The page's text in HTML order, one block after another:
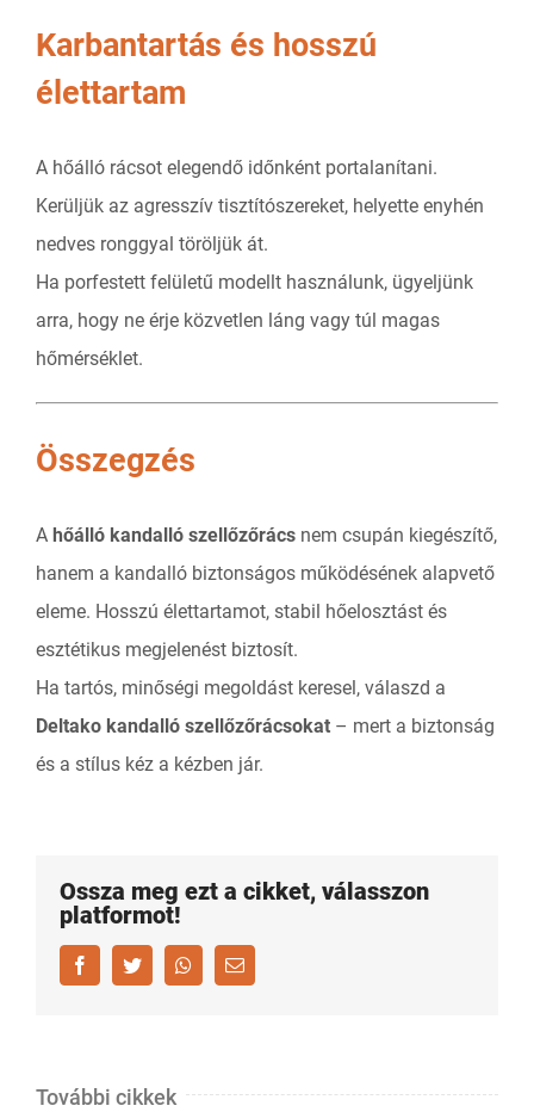
Karbantartás és hosszú
élettartam
A hőálló rácsot elegendő időnként portalanítani.
Kerüljük az agresszív tisztítószereket, helyette enyhén
nedves ronggyal töröljük át.
Ha porfestett felületű modellt használunk, ügyeljünk
arra, hogy ne érje közvetlen láng vagy túl magas
hőmérséklet.
Összegzés
A hőálló kandalló szellőzőrács nem csupán kiegészítő,
hanem a kandalló biztonságos működésének alapvető
eleme. Hosszú élettartamot, stabil hőelosztást és
esztétikus megjelenést biztosít.
Ha tartós, minőségi megoldást keresel, válaszd a
Deltako kandalló szellőzőrácsokat – mert a biztonság
és a stílus kéz a kézben jár.
Ossza meg ezt a cikket, válasszon
platformot!
FacebookTwitter WhatsappEmail
További cikkek